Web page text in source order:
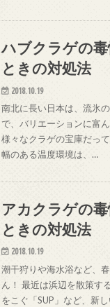
ハブクラゲの
ときの対処法
2018.10.19
南北に長い日本は、流氷
で、バリエーションに富
様々なクラゲの宝庫だっ
幅のある温度環境は、…
アカクラゲの
ときの対処法
2018.10.19
潮干狩りや海水浴など、
ん！ 最近は浜辺を散策す
をこぐ「SUP」など、新